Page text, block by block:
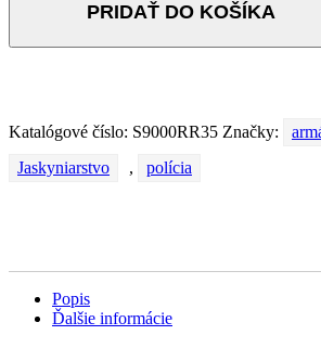
PRIDAŤ DO KOŠÍKA
Katalógové číslo: S9000RR35 Značky:
Jaskyniarstvo
, polícia
Popis
Ďalšie informácie